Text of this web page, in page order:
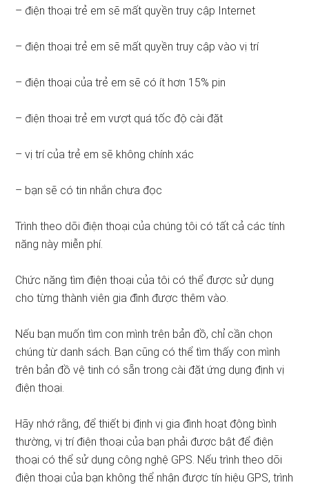
– điện thoại trẻ em sẽ mất quyền truy cập Internet
– điện thoại trẻ em sẽ mất quyền truy cập vào vị trí
– điện thoại của trẻ em sẽ có ít hơn 15% pin
– điện thoại trẻ em vượt quá tốc độ cài đặt
– vị trí của trẻ em sẽ không chính xác
– bạn sẽ có tin nhắn chưa đọc
Trình theo dõi điện thoại của chúng tôi có tất cả các tính
năng này miễn phí.
Chức năng tìm điện thoại của tôi có thể được sử dụng
cho từng thành viên gia đình được thêm vào.
Nếu bạn muốn tìm con mình trên bản đồ, chỉ cần chọn
chúng từ danh sách. Bạn cũng có thể tìm thấy con mình
trên bản đồ vệ tinh có sẵn trong cài đặt ứng dụng định vị
điện thoại.
Hãy nhớ rằng, để thiết bị định vị gia đình hoạt động bình
thường, vị trí điện thoại của bạn phải được bật để điện
thoại có thể sử dụng công nghệ GPS. Nếu trình theo dõi
điện thoại của bạn không thể nhận được tín hiệu GPS, trình